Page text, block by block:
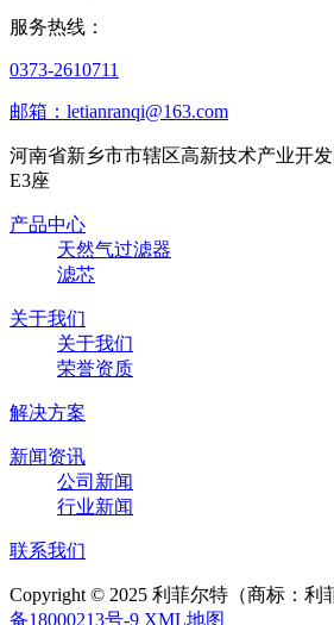
服务热线：
0373-2610711
邮箱：letianranqi@163.com
河南省新乡市市辖区高新技术产业开发
E3座
产品中心
天然气过滤器
滤芯
关于我们
关于我们
荣誉资质
解决方案
新闻资讯
公司新闻
行业新闻
联系我们
Copyright © 2025 利菲尔特（商标：利
备18000213号-9 XML地图